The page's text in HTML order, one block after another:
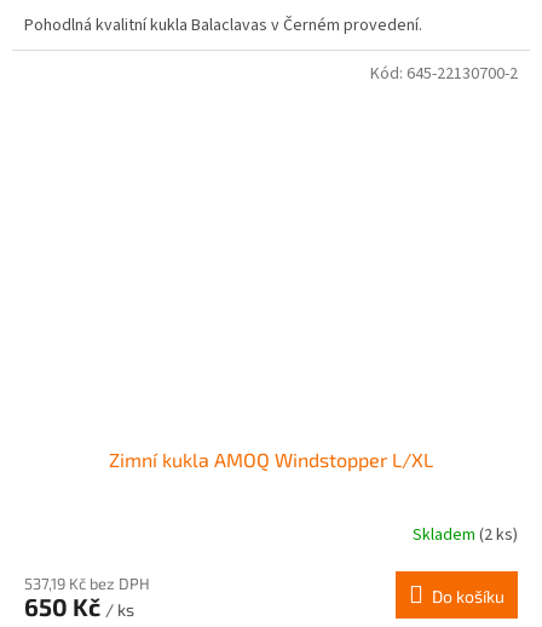
Pohodlná kvalitní kukla Balaclavas v Černém provedení.
Zimní kukla AMOQ Windstopper L/XL
Skladem (2 ks)
537,19 Kč bez DPH
650 Kč / ks
Do košíku
Kód: 645-22130700-2